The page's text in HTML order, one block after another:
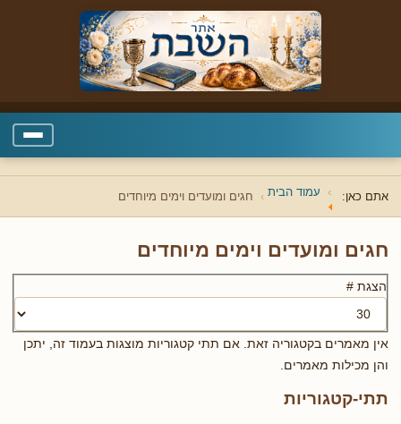
אתם כאן: עמוד הבית חגים ומועדים וימים מיוחדים
חגים ומועדים וימים מיוחדים
הצגת #
אין מאמרים בקטגוריה זאת. אם תתי קטגוריות מוצגות בעמוד זה, יתכן
והן מכילות מאמרים.
תתי-קטגוריות